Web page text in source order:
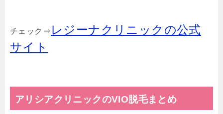
チェック⇒ レジーナクリニックの公式
サイト
アリシアクリニックのVIO脱毛まとめ